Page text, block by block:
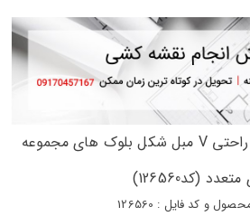
دانلود نقشه بلوک مبل راحتی V مبل شکل بلوک های مجموعه
(کد126560)
و کد فایل : 126560